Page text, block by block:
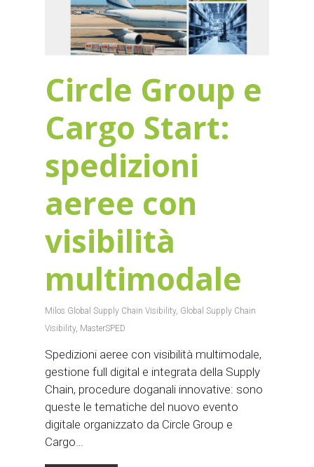
Circle Group e
Cargo Start:
spedizioni
aeree con
visibilità
multimodale
Milos Global Supply Chain Visibility, Global Supply Chain
Visibility, MasterSPED
Spedizioni aeree con visibilità multimodale,
gestione full digital e integrata della Supply
Chain, procedure doganali innovative: sono
queste le tematiche del nuovo evento
digitale organizzato da Circle Group e
Cargo…